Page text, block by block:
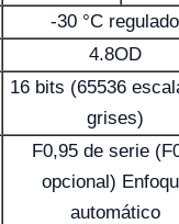
-30 °C regulado
4.8OD
16 bits (65536
grises)
F0,95 de serie
opcional)
automático